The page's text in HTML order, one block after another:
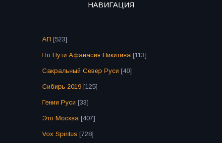
НАВИГАЦИЯ
АП [523]
По Пути Афанасия Никитина [113]
Сакральный Север Руси [40]
Сибирь 2019 [125]
Гении Руси [33]
Это Москва [407]
Vox Spiritus [728]